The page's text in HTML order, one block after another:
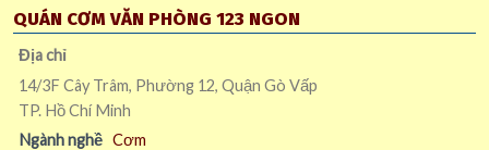
QUÁN CƠM VĂN PHÒNG 123 NGON
Địa chỉ
14/3F Cây Trâm, Phường 12, Quận Gò Vấp
TP. Hồ Chí Minh
Ngành nghề Cơm